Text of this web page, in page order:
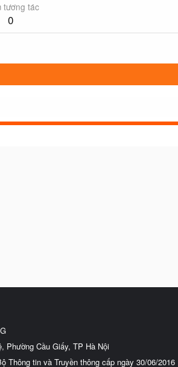
tương tác
0
Phường Cầu Giấy, TP Hà Nội
Thông tin và Truyền thông cấp ngày 30/06/2016